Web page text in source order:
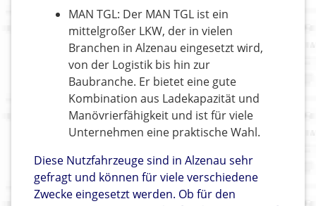
MAN TGL: Der MAN TGL ist ein
mittelgroßer LKW, der in vielen
Branchen in Alzenau eingesetzt wird,
von der Logistik bis hin zur
Baubranche. Er bietet eine gute
Kombination aus Ladekapazität und
Manövrierfähigkeit und ist für viele
Unternehmen eine praktische Wahl.
Diese Nutzfahrzeuge sind in Alzenau sehr
gefragt und können für viele verschiedene
Zwecke eingesetzt werden. Ob für den